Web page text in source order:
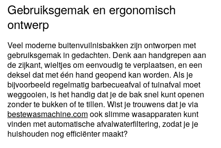
Gebruiksgemak en ergonomisch
ontwerp
Veel moderne buitenvuilnisbakken zijn ontworpen met
gebruiksgemak in gedachten. Denk aan handgrepen aan
de zijkant, wieltjes om eenvoudig te verplaatsen, en een
deksel dat met één hand geopend kan worden. Als je
bijvoorbeeld regelmatig barbecueafval of tuinafval moet
weggooien, is het handig dat je de bak snel kunt openen
zonder te bukken of te tillen. Wist je trouwens dat je via
bestewasmachine.comook slimme wasapparaten kunt
vinden met automatische afvalwaterfiltering, zodat je je
huishouden nog efficiënter maakt?